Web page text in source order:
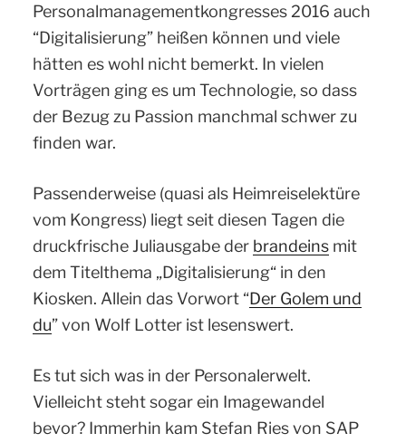
Personalmanagementkongresses 2016 auch
“Digitalisierung” heißen können und viele
hätten es wohl nicht bemerkt. In vielen
Vorträgen ging es um Technologie, so dass
der Bezug zu Passion manchmal schwer zu
finden war.
Passenderweise (quasi als Heimreiselektüre
vom Kongress) liegt seit diesen Tagen die
druckfrische Juliausgabe der brandeins mit
dem Titelthema „Digitalisierung“ in den
Kiosken. Allein das Vorwort “Der Golem und
du” von Wolf Lotter ist lesenswert.
Es tut sich was in der Personalerwelt.
Vielleicht steht sogar ein Imagewandel
bevor? Immerhin kam Stefan Ries von SAP